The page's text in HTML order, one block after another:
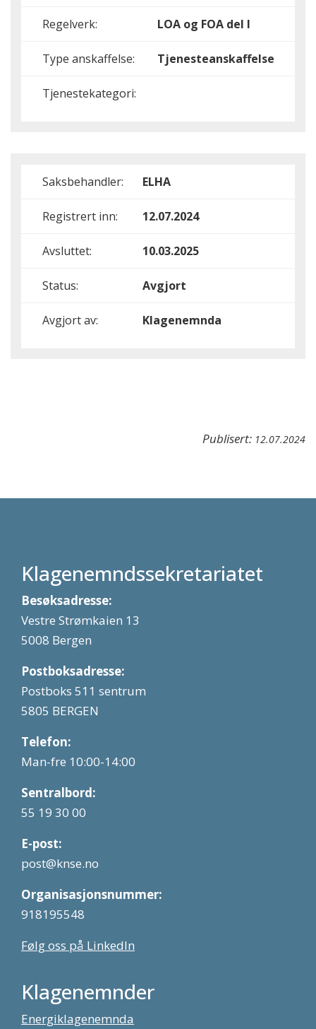
Regelverk: LOA og FOA del I
Type anskaffelse: Tjenesteanskaffelse
Tjenestekategori:
Saksbehandler: ELHA
Registrert inn: 12.07.2024
Avsluttet: 10.03.2025
Status: Avgjort
Avgjort av: Klagenemnda
Publisert: 12.07.2024
Klagenemndssekretariatet
Besøksadresse:
Vestre Strømkaien 13
5008 Bergen
Postboksadresse:
Postboks 511 sentrum
5805 BERGEN
Telefon:
Man-fre 10:00-14:00
Sentralbord:
55 19 30 00
E-post:
post@knse.no
Organisasjonsnummer:
918195548
Følg oss på LinkedIn
Klagenemnder
Energiklagenemnda